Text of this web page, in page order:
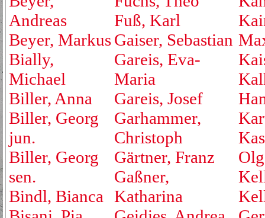
Andreas
Beyer, Markus
Bially,
Michael
Biller, Anna
Biller, Georg
jun.
Biller, Georg
sen.
Bindl, Bianca
Fuß, Karl
Gaiser, Sebastian
Gareis, Eva-
Maria
Gareis, Josef
Garhammer,
Christoph
Gärtner, Franz
Gaßner,
Katharina